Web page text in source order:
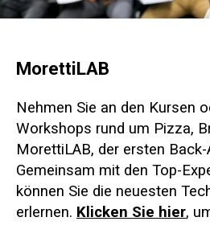
MorettiLAB
Nehmen Sie an den Kursen
Workshops rund um Pizza,
MorettiLAB, der ersten
Gemeinsam mit den Top-
können Sie die neuesten
erlernen. Klicken Sie hier,